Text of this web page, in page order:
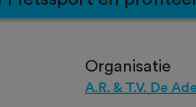
Organisatie
A.R. & T.V. De